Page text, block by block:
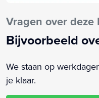
Pack Techno (5W2)
Parkeersensor achter
Passagiersstoel
Zijschuifdeur rechts
Aanhanger assistent
Achteropkomend
Vragen over deze
Bijvoorbeeld
We staan op
je klaar.